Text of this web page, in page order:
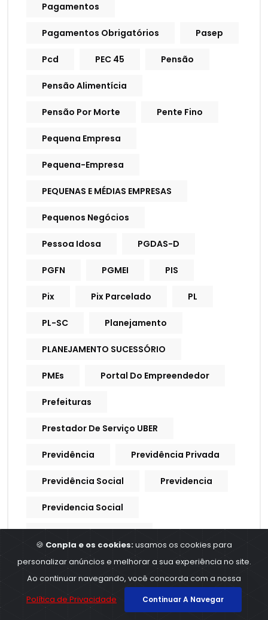
Pagamentos
Pagamentos Obrigatórios Pasep
Pcd PEC 45 Pensão
Pensão Alimentícia
Pensão Por Morte Pente Fino
Pequena Empresa
Pequena-Empresa
PEQUENAS E MÉDIAS EMPRESAS
Pequenos Negócios
Pessoa Idosa PGDAS-D
PGFN PGMEI PIS
Pix Pix Parcelado PL
PL-SC Planejamento
PLANEJAMENTO SUCESSÓRIO
PMEs Portal Do Empreendedor
Prefeituras
Prestador De Serviço UBER
Previdência Previdência Privada
Previdência Social Previdencia
Previdencia Social
Procuração Digital
Produtividade Produtores Rurais
Produtos E Serviços
🍪 Conpla e os cookies:usamos os cookies para
personalizar anúncios e melhorar a sua experiência no site.
Ao continuar navegando, você concorda com a nossa
Política de Privacidade
Continuar A Navegar